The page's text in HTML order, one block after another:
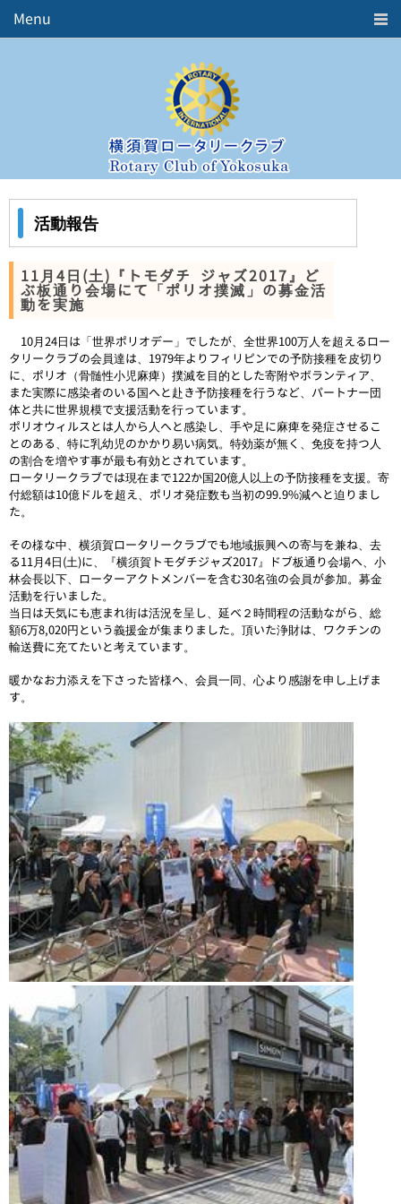
Menu
年間予定表
役員紹介
歴代三役
五大奉仕活動
中期ビジョン
お問合せ
リンク
Member's ROOM
活動報告
11月4日(土)『トモダチ ジャズ2017』ど
ぶ板通り会場にて「ポリオ撲滅」の募金活
動を実施
10月24日は「世界ポリオデー」でしたが、全世界100万人を超えるロー
タリークラブの会員達は、1979年よりフィリピンでの予防接種を皮切り
に、ポリオ（骨髄性小児麻痺）撲滅を目的とした寄附やボランティア、
また実際に感染者のいる国へと赴き予防接種を行うなど、パートナー団
体と共に世界規模で支援活動を行っています。
ポリオウィルスとは人から人へと感染し、手や足に麻痺を発症させるこ
とのある、特に乳幼児のかかり易い病気。特効薬が無く、免疫を持つ人
の割合を増やす事が最も有効とされています。
ロータリークラブでは現在まで122か国20億人以上の予防接種を支援。寄
付総額は10億ドルを超え、ポリオ発症数も当初の99.9%減へと迫りまし
た。
その様な中、横須賀ロータリークラブでも地域振興への寄与を兼ね、去
る11月4日(土)に、『横須賀トモダチジャズ2017』ドブ板通り会場へ、小
林会長以下、ローターアクトメンバーを含む30名強の会員が参加。募金
活動を行いました。
当日は天気にも恵まれ街は活況を呈し、延べ２時間程の活動ながら、総
額6万8,020円という義援金が集まりました。頂いた浄財は、ワクチンの
輸送費に充てたいと考えています。
暖かなお力添えを下さった皆様へ、会員一同、心より感謝を申し上げま
す。